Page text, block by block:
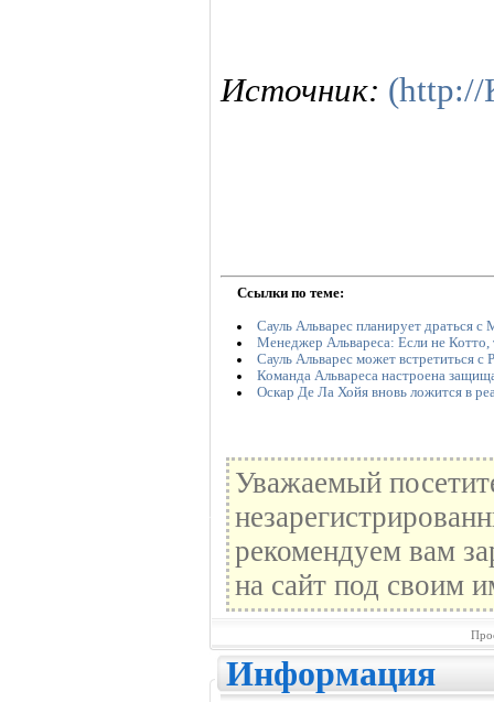
Источник: (http://
Ссылки по теме:
Сауль Альварес планирует драться с
Менеджер Альвареса: Если не
Сауль Альварес может встретиться
Команда Альвареса настроена
Оскар Де Ла Хойя вновь ложится в
Уважаемый
рекомендуем вам
на сайт под своим
Информация